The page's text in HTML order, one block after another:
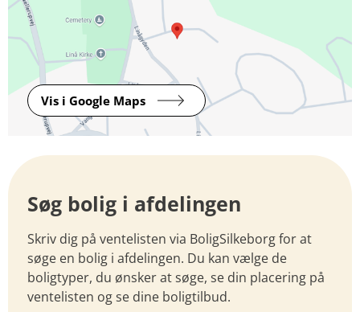
Vis i Google Maps
Søg bolig i afdelingen
Skriv dig på ventelisten via BoligSilkeborg for at
søge en bolig i afdelingen. Du kan vælge de
boligtyper, du ønsker at søge, se din placering på
ventelisten og se dine boligtilbud.